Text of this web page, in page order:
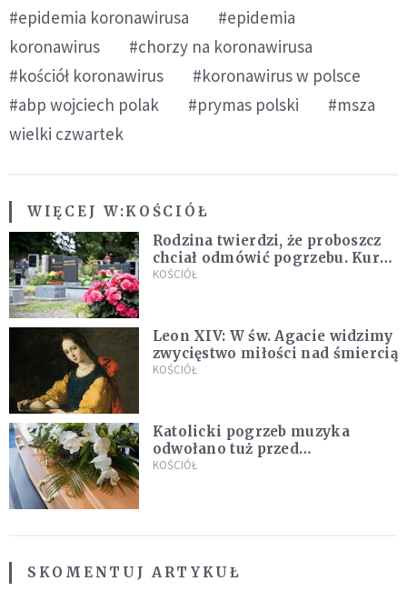
#epidemia koronawirusa
#epidemia
koronawirus
#chorzy na koronawirusa
#kościół koronawirus
#koronawirus w polsce
#abp wojciech polak
#prymas polski
#msza
wielki czwartek
WIĘCEJ W:KOŚCIÓŁ
Rodzina twierdzi, że proboszcz
chciał odmówić pogrzebu. Kuria
zapowiada wyjaśnienia
KOŚCIÓŁ
Leon XIV: W św. Agacie widzimy
zwycięstwo miłości nad śmiercią
KOŚCIÓŁ
Katolicki pogrzeb muzyka
odwołano tuż przed
uroczystością. Powodem była
KOŚCIÓŁ
SKOMENTUJ ARTYKUŁ